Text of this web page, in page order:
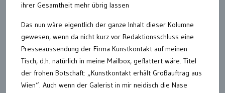
ihrer Gesamtheit mehr übrig lassen
Das nun wäre eigentlich der ganze Inhalt dieser Kolumne
gewesen, wenn da nicht kurz vor Redaktionsschluss eine
Presseaussendung der Firma Kunstkontakt auf meinen
Tisch, d.h. natürlich in meine Mailbox, geflattert wäre. Titel
der frohen Botschaft: „Kunstkontakt erhält Großauftrag aus
Wien“. Auch wenn der Galerist in mir neidisch die Nase